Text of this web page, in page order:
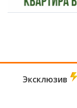
Эксклюзив